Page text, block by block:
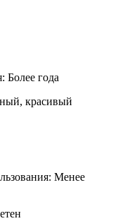
Более года
красивый
Менее